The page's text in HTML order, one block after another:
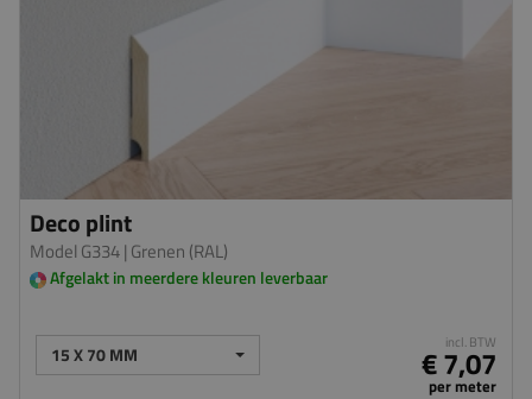
Deco plint
Model G334| Grenen (RAL)
Afgelakt in meerdere kleuren leverbaar
15 X 70 MM incl. BTW
€ 7,07
per meter